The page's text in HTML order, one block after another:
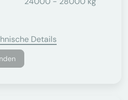
Details